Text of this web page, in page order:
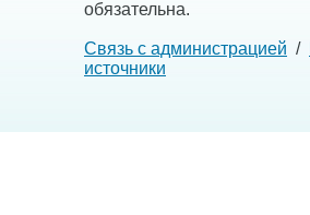
обязательна.
Связь с администрацией /
источники